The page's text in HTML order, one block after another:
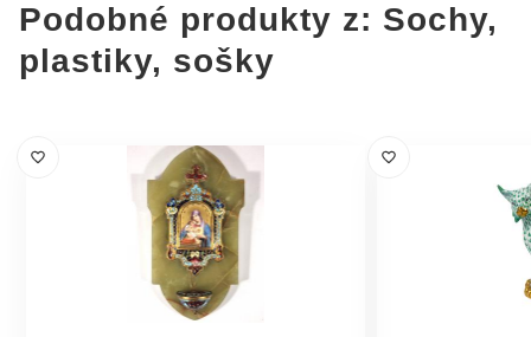
Podobné produkty z: Sochy,
plastiky, sošky